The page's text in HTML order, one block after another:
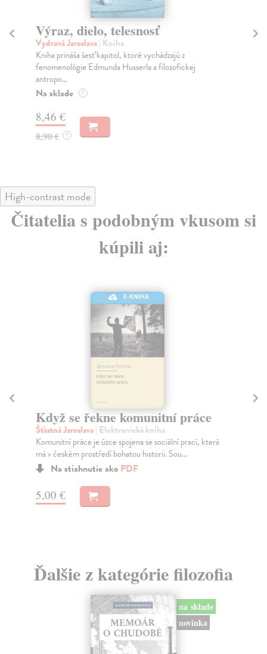
Výraz, dielo, telesnosť
Vydrová Jaroslava| Kniha
Kniha prináša šesť kapitol, ktoré vychádzajú z
fenomenológie Edmunda Husserla a filozofickej
antropo...
Na sklade ?
8,46 €
8,90 € ?
High-contrast mode
Čitatelia s podobným vkusom si
kúpili aj:
E-KNIHA
Když se řekne komunitní práce
Šťastná Jaroslava| Elektronická kniha
Komunitní práce je úzce spojena se sociální prací, která
má v českém prostředí bohatou historii. Sou...
Na stiahnutie ako PDF
5,00 €
Ďalšie z kategórie filozofia
na sklade
novinka